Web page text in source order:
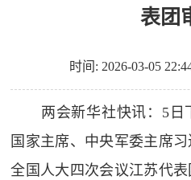
表团
时间: 2026-03-05
两会新华社快讯：5日
国家主席、中央军委主席
全国人大四次会议江苏代